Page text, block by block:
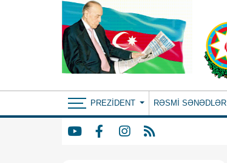
PREZIDENT RƏSMI SƏNƏDLƏR